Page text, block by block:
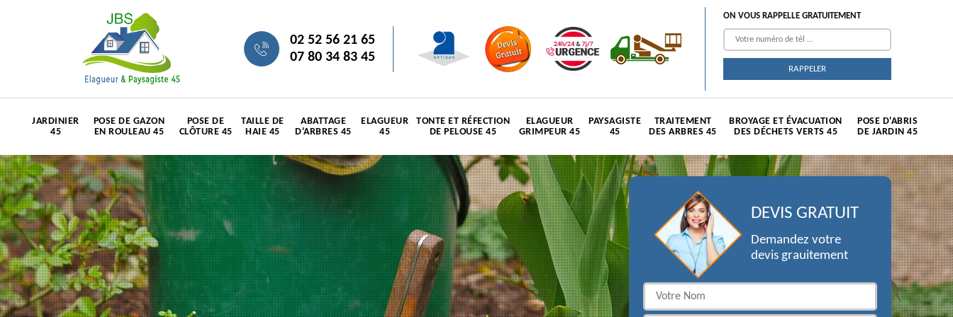
02 52 56 21 65
07 80 34 83 45
ON VOUS RAPPELLE GRATUITEMENT
JARDINIER
45
POSE DE GAZON
EN ROULEAU 45
POSE DE
CLÔTURE 45
TAILLE DE
HAIE 45
ABATTAGE
D'ARBRES 45
ELAGUEUR
45
TONTE ET RÉFECTION
DE PELOUSE 45
ELAGUEUR
GRIMPEUR 45
PAYSAGISTE
45
TRAITEMENT
DES ARBRES 45
BROYAGE ET ÉVACUATION
DES DÉCHETS VERTS 45
POSE D'ABRIS
DE JARDIN 45
DEVIS GRATUIT
Demandez votre
devis grauitement